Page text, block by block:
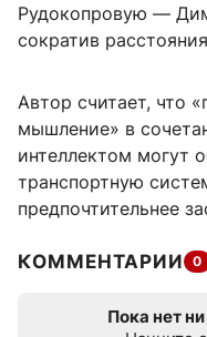
Рудокопровую —
сократив
Автор считает, что
мышление» в
интеллектом могут
транспортную
предпочтительнее
КОММЕНТАРИИ 0
Пока нет